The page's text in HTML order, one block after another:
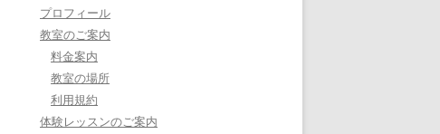
事。
プロフィール
教室のご案内
料金案内
教室の場所
利用規約
体験レッスンのご案内